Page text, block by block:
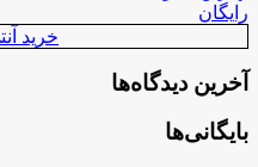
رایگان
خرید
آخرین دیدگاه‌ها
بایگانی‌ها